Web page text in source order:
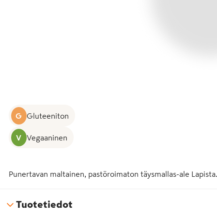
G Gluteeniton
V Vegaaninen
Punertavan maltainen, pastöroimaton täysmallas-ale Lapista.
Tuotetiedot